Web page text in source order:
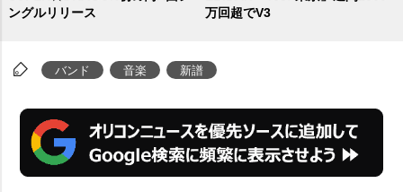
さらに強固な求心力と推進力を獲
s』というアルバムは証明してい
る。
ングルリリース
万回超でV3
バンド 音楽 新譜